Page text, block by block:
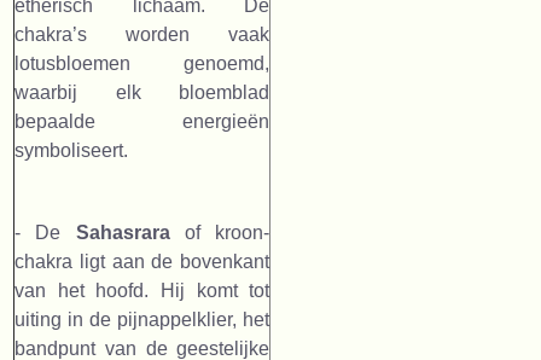
etherisch lichaam. De
chakra’s worden vaak
lotusbloemen genoemd,
waarbij elk bloemblad
bepaalde energieën
symboliseert.
- De Sahasraraof kroon-
chakra ligt aan de bovenkant
van het hoofd. Hij komt tot
uiting in de pijnappelklier, het
bandpunt van de geestelijke